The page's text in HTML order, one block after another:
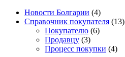
Новости Болгарии (4)
Справочник покупателя (13)
Покупателю (6)
Продавцу (3)
Процесс покупки (4)